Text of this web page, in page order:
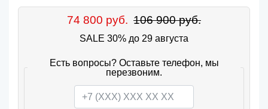
74 800 руб. 106 900 руб.
SALE 30% до 29 августа
Есть вопросы? Оставьте телефон, мы
перезвоним.